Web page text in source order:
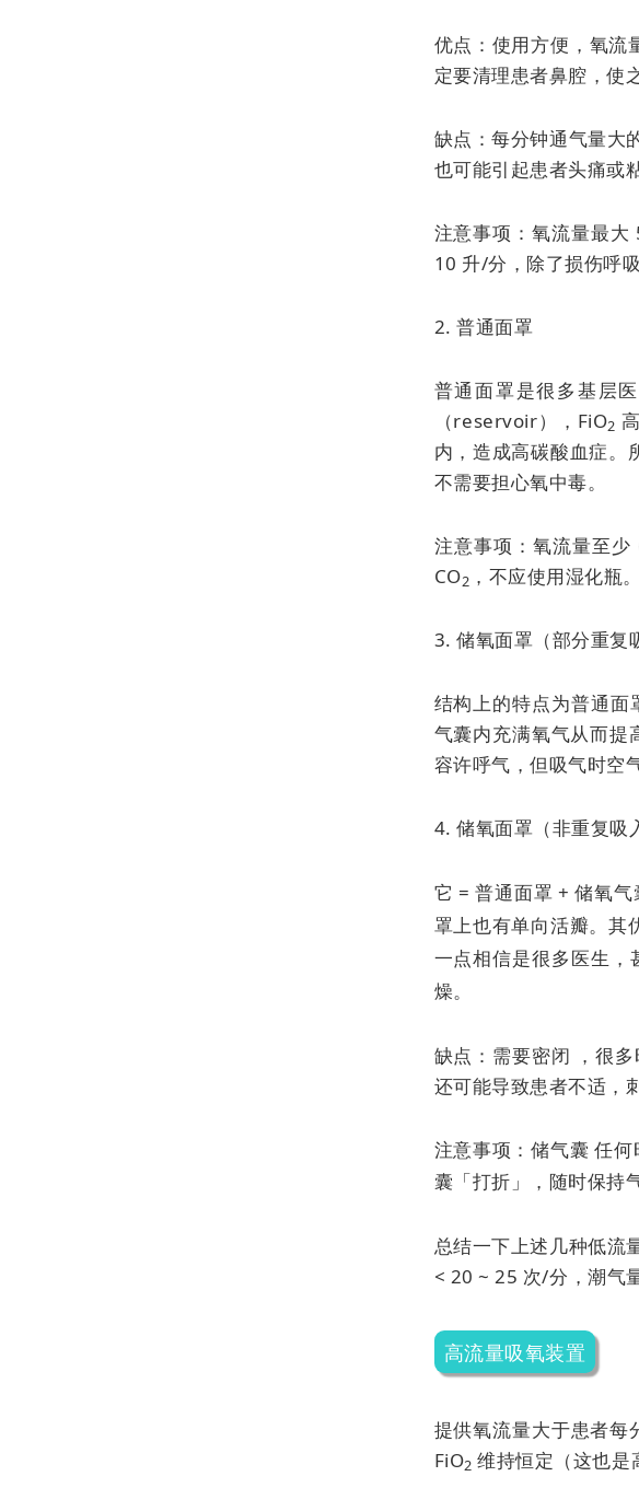
优点：使用方便， 氧流
定要清理患者鼻腔，使
缺点：每分钟通气量大
也可能引起患者头痛或
注意事项：氧流量最
10 升/分，除了损伤呼
2. 普通面罩
普通面罩是很多基层
（reservoir），FiO2
内，造成高碳酸血症。
不需要担心氧中毒。
注意事项：氧流量至
CO2 ，不应使用湿化瓶。
3. 储氧面罩（部分重复
结构上的特点为普通面
气囊内充满氧气从而提
容许呼气，但吸气时空
4. 储氧面罩（非重复吸
它 = 普通面罩 + 储氧气
罩上也有单向活瓣。其
一点相信是很多医生
燥。
缺点：需要密闭 ，很
还可能导致患者不适，
注意事项：储气囊任何
囊「打折」，随时保持
总结一下上述几种低流
< 20 ~ 25 次/分，潮气
高流量吸氧装置
提供氧流量大于患者
FiO2 维持恒定（这也是